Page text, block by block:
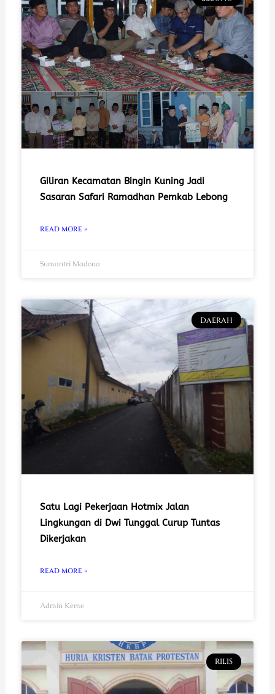
Giliran Kecamatan Bingin Kuning Jadi
Sasaran Safari Ramadhan Pemkab Lebong
READ MORE »
Sumantri Madona
DAERAH
Satu Lagi Pekerjaan Hotmix Jalan
Lingkungan di Dwi Tunggal Curup Tuntas
Dikerjakan
READ MORE »
Admin Keme
RILIS